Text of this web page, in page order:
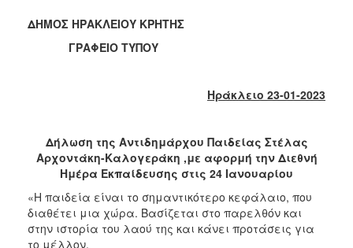
2019
2018
2013
2012
2010
2006
ΔΗΜΟΣ ΗΡΑΚΛΕΙΟΥ ΚΡΗΤΗΣ
ΓΡΑΦΕΙΟ ΤΥΠΟΥ
Ηράκλειο 23-01-2023
Δήλωση της Αντιδημάρχου Παιδείας Στέλας
Αρχοντάκη-Καλογεράκη ,με αφορμή την Διεθνή
Ημέρα Εκπαίδευσης στις 24 Ιανουαρίου
«Η παιδεία είναι το σημαντικότερο κεφάλαιο, που
διαθέτει μια χώρα. Βασίζεται στο παρελθόν και
στην ιστορία του λαού της και κάνει προτάσεις για
το μέλλον.